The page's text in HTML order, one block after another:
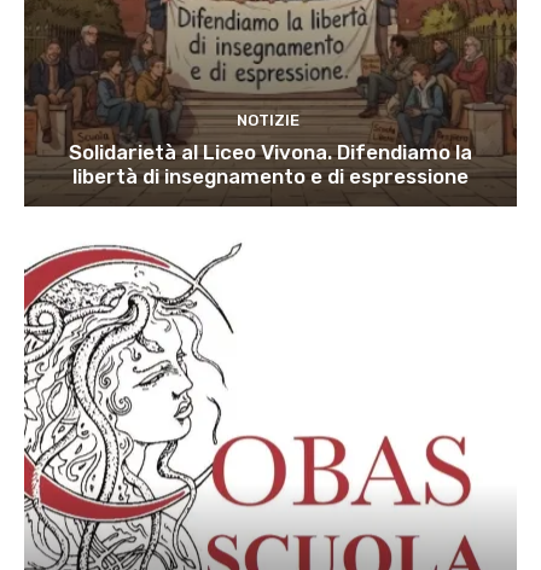
NOTIZIE
Solidarietà al Liceo Vivona. Difendiamo la
libertà di insegnamento e di espressione